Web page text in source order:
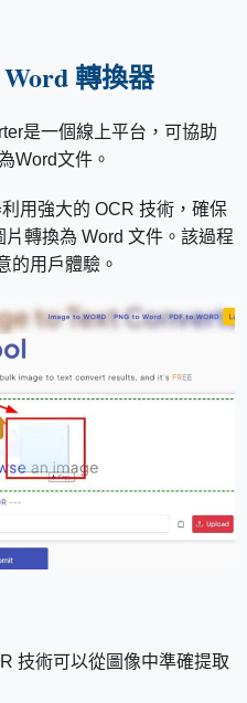
轉換器
是一個線上平台，可協助
Word文件。
用強大的 OCR 技術，確保
轉換為 Word 文件。該過程
的用戶體驗。
技術可以從圖像中準確提取